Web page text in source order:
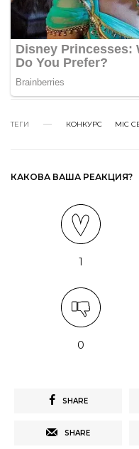
ТЕГИ КОНКУРС МІС
КАКОВА ВАША РЕАКЦИЯ?
1
0
SHARE
SHARE